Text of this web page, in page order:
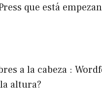
que está
a la cabeza :
altura?